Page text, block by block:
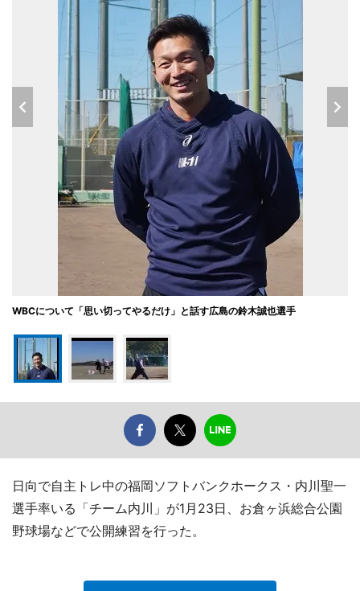
WBCについて「思い切ってやるだけ」と話す広島の鈴木誠也選手
日向で自主トレ中の福岡ソフトバンクホークス・内川聖一
選手率いる「チーム内川」が1月23日、お倉ヶ浜総合公園
野球場などで公開練習を行った。